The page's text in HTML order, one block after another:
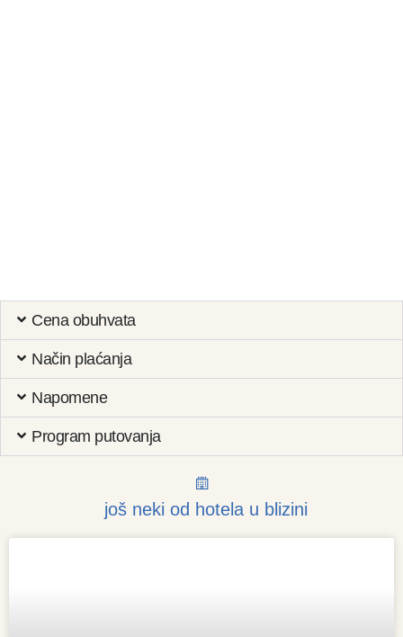
Cena obuhvata
Način plaćanja
Napomene
Program putovanja
još neki od hotela u blizini